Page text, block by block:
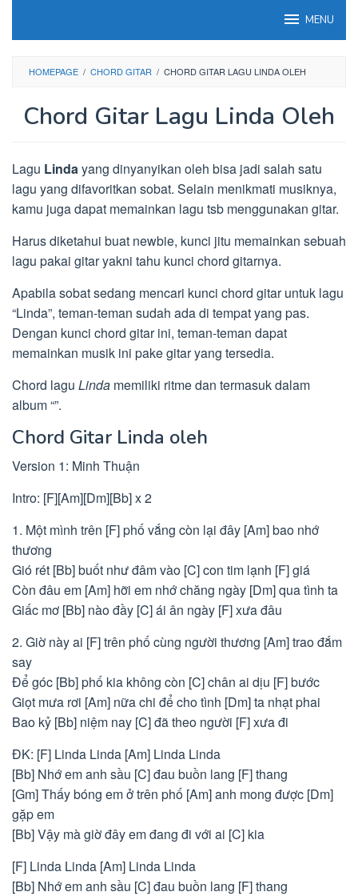
MENU
HOMEPAGE / CHORD GITAR / CHORD GITAR LAGU LINDA OLEH
Chord Gitar Lagu Linda Oleh
Lagu Lindayang dinyanyikan oleh bisa jadi salah satu
lagu yang difavoritkan sobat. Selain menikmati musiknya,
kamu juga dapat memainkan lagu tsb menggunakan gitar.
Harus diketahui buat newbie, kunci jitu memainkan sebuah
lagu pakai gitar yakni tahu kunci chord gitarnya.
Apabila sobat sedang mencari kunci chord gitar untuk lagu
“Linda”, teman-teman sudah ada di tempat yang pas.
Dengan kunci chord gitar ini, teman-teman dapat
memainkan musik ini pake gitar yang tersedia.
Chord lagu Linda memiliki ritme dan termasuk dalam
album “”.
Chord Gitar Linda oleh
Version 1: Minh Thuận
Intro: [F][Am][Dm][Bb] x 2
1. Một mình trên [F] phố vắng còn lại đây [Am] bao nhớ
thương
Gió rét [Bb] buốt như đâm vào [C] con tim lạnh [F] giá
Còn đâu em [Am] hỡi em nhớ chăng ngày [Dm] qua tình ta
Giấc mơ [Bb] nào đầy [C] ái ân ngày [F] xưa đâu
2. Giờ này ai [F] trên phố cùng người thương [Am] trao đắm
say
Để góc [Bb] phố kia không còn [C] chân ai dịu [F] bước
Giọt mưa rơi [Am] nữa chi để cho tình [Dm] ta nhạt phai
Bao kỷ [Bb] niệm nay [C] đã theo người [F] xưa đi
ĐK: [F] Linda Linda [Am] Linda Linda
[Bb] Nhớ em anh sầu [C] đau buồn lang [F] thang
[Gm] Thấy bóng em ở trên phố [Am] anh mong được [Dm]
gặp em
[Bb] Vậy mà giờ đây em đang đi với ai [C] kia
[F] Linda Linda [Am] Linda Linda
[Bb] Nhớ em anh sầu [C] đau buồn lang [F] thang